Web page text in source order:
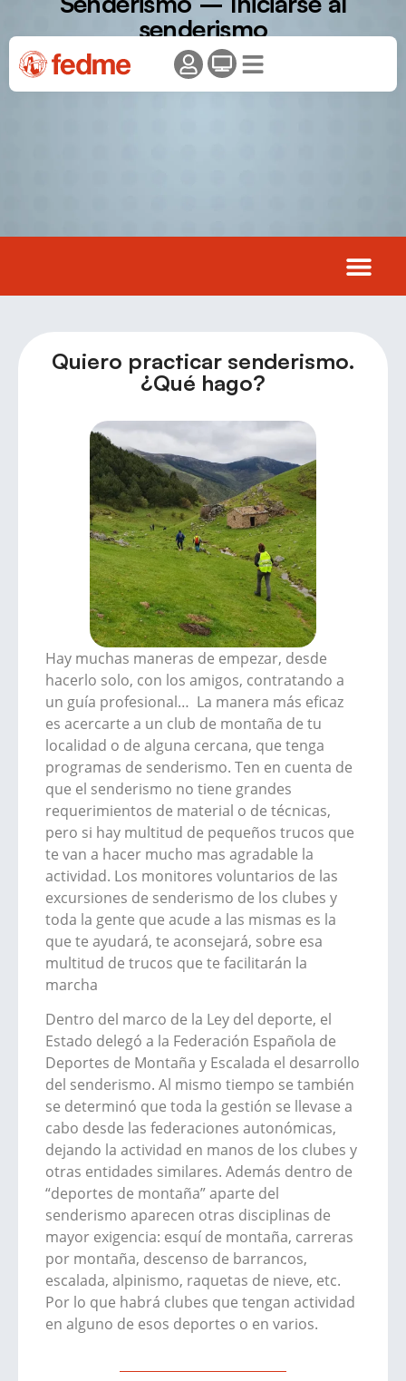
senderismo
Quiero practicar senderismo.
¿Qué hago?
Hay muchas maneras de empezar, desde
hacerlo solo, con los amigos, contratando a
un guía profesional… La manera más eficaz
es acercarte a un club de montaña de tu
localidad o de alguna cercana, que tenga
programas de senderismo. Ten en cuenta de
que el senderismo no tiene grandes
requerimientos de material o de técnicas,
pero si hay multitud de pequeños trucos que
te van a hacer mucho mas agradable la
actividad. Los monitores voluntarios de las
excursiones de senderismo de los clubes y
toda la gente que acude a las mismas es la
que te ayudará, te aconsejará, sobre esa
multitud de trucos que te facilitarán la
marcha
Dentro del marco de la Ley del deporte, el
Estado delegó a la Federación Española de
Deportes de Montaña y Escalada el desarrollo
del senderismo. Al mismo tiempo se también
se determinó que toda la gestión se llevase a
cabo desde las federaciones autonómicas,
dejando la actividad en manos de los clubes y
otras entidades similares. Además dentro de
“deportes de montaña” aparte del
senderismo aparecen otras disciplinas de
mayor exigencia: esquí de montaña, carreras
por montaña, descenso de barrancos,
escalada, alpinismo, raquetas de nieve, etc.
Por lo que habrá clubes que tengan actividad
en alguno de esos deportes o en varios.